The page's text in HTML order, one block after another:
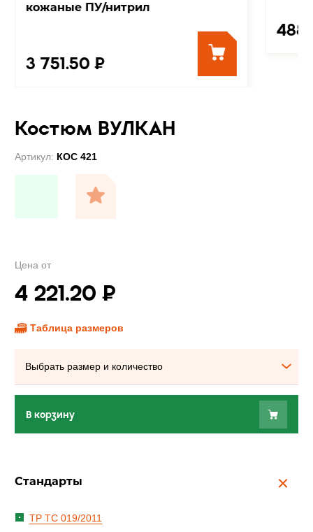
кожаные ПУ/нитрил
3 751.50 ₽
488
Костюм ВУЛКАН
Артикул: КОС 421
Цена от
4 221.20 ₽
Таблица размеров
Выбрать размер и количество
В корзину
Стандарты
ТР ТС 019/2011